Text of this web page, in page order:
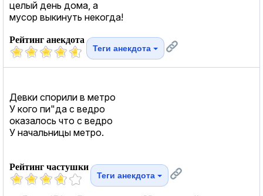
целый день дома, а
мусор выкинуть некогда!
Рейтинг анекдота
Теги анекдота
Девки спорили в метро
У кого пи"да с ведро
оказалось что с ведро
У начальницы метро.
Рейтинг частушки
Теги анекдота